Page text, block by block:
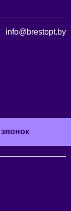
info@brestopt.by
звонок